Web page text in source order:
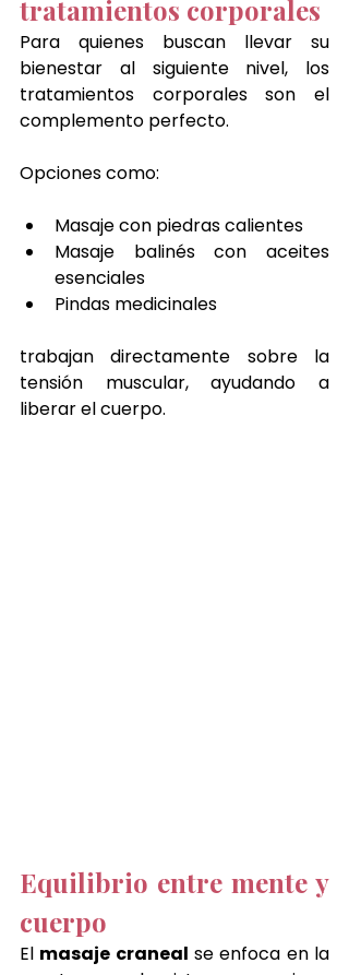
tratamientos corporales
Para quienes buscan llevar su
bienestar al siguiente nivel, los
tratamientos corporales son el
complemento perfecto.
Opciones como:
Masaje con piedras calientes
Masaje balinés con aceites
esenciales
Pindas medicinales
trabajan directamente sobre la
tensión muscular, ayudando a
liberar el cuerpo.
Equilibrio entre mente y
cuerpo
El masaje craneal se enfoca en la